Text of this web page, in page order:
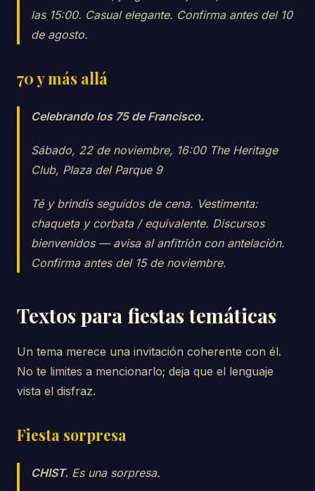
las 15:00. Casual elegante. Confirma antes del 10
de agosto.
70 y más allá
Celebrando los 75 de Francisco.
Sábado, 22 de noviembre, 16:00 The Heritage
Club, Plaza del Parque 9
Té y brindis seguidos de cena. Vestimenta:
chaqueta y corbata / equivalente. Discursos
bienvenidos — avisa al anfitrión con antelación.
Confirma antes del 15 de noviembre.
Textos para fiestas temáticas
Un tema merece una invitación coherente con él.
No te limites a mencionarlo; deja que el lenguaje
vista el disfraz.
Fiesta sorpresa
CHIST. Es una sorpresa.